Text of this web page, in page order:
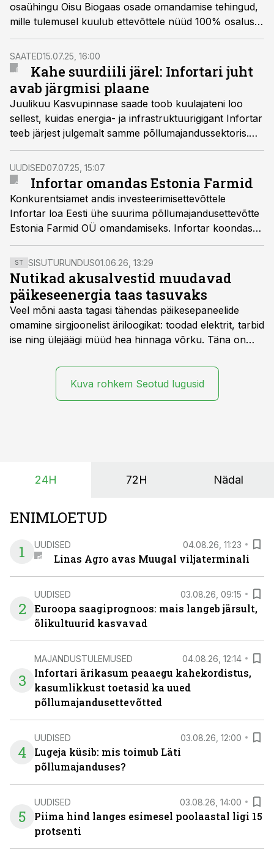
osaühingu Oisu Biogaas osade omandamise tehingud,
mille tulemusel kuulub ettevõttele nüüd 100% osalus
biogaasiettevõttes.
SAATED15.07.25, 16:00
Kahe suurdiili järel: Infortari juht
avab järgmisi plaane
Juulikuu Kasvupinnase saade toob kuulajateni loo
sellest, kuidas energia- ja infrastruktuurigigant Infortar
teeb järjest julgemalt samme põllumajandussektoris.
Hiljuti on ju omandatud 2 suurt piimatootjat – Halinga
OÜ ja Estonia Farmid. Saatekülaline on Infortari
tegevjuht Martti Talgre, kes selgitab, miks nad on
otsustanud piimandusse investeerida ja millised on
nende plaanid edaspidiseks.
UUDISED07.07.25, 15:07
Infortar omandas Estonia Farmid
Konkurentsiamet andis investeerimisettevõttele
Infortar loa Eesti ühe suurima põllumajandusettevõtte
Estonia Farmid OÜ omandamiseks. Infortar koondas
oma põllumajandusega tegelevad ettevõtted Infortar
Agro alla, viis tehingu edukalt lõpule ning jätkab
põllumajandusse investeerimist.
ST SISUTURUNDUS01.06.26, 13:29
Nutikad akusalvestid muudavad
päikeseenergia taas tasuvaks
Veel mõni aasta tagasi tähendas päikesepaneelide
omamine sirgjoonelist äriloogikat: toodad elektrit, tarbid
ise ning ülejäägi müüd hea hinnaga võrku. Täna on
tootmisvõimsusi on lisandunud omajagu ning
päikeselistel tundidel tekib võrku suur ületootmine, mis
surub börsihinna madalaks või isegi negatiivseks.
Kuva rohkem Seotud lugusid
24H 72H Nädal
ENIMLOETUD
1
UUDISED 04.08.26, 11:23
Linas Agro avas Muugal viljaterminali
2
UUDISED 03.08.26, 09:15
Euroopa saagiprognoos: mais langeb järsult,
õlikultuurid kasvavad
3
MAJANDUSTULEMUSED 04.08.26, 12:14
Infortari ärikasum peaaegu kahekordistus,
kasumlikkust toetasid ka uued
põllumajandusettevõtted
4
UUDISED 03.08.26, 12:00
Lugeja küsib: mis toimub Läti
põllumajanduses?
5
UUDISED 03.08.26, 14:00
Piima hind langes esimesel poolaastal ligi 15
protsenti